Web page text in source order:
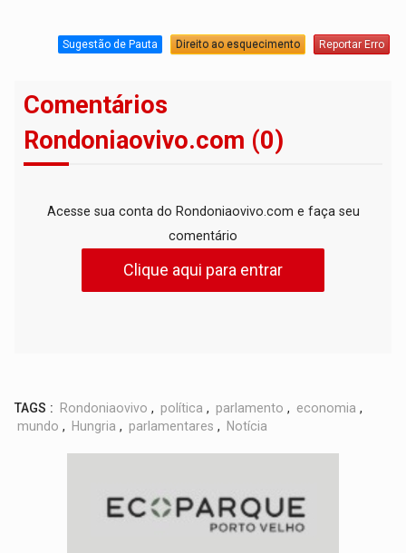
Sugestão de Pauta Direito ao esquecimento Reportar Erro
Comentários
Rondoniaovivo.com (0)
Acesse sua conta do Rondoniaovivo.com e faça seu
comentário
Clique aqui para entrar
TAGS : Rondoniaovivo , política , parlamento , economia ,
mundo , Hungria , parlamentares , Notícia